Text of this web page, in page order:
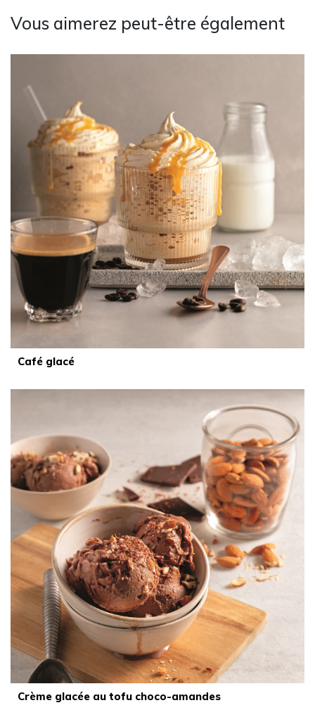
Vous aimerez peut-être également
Café glacé
Crème glacée au tofu choco-amandes